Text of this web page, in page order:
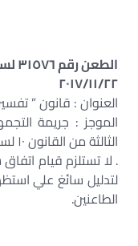
٢٠١٧/١١/٢٢
العنوان : قانون ”
الموجز : جريمة
. لا تستلزم قيام
لتدليل سائغ علي
الطاعنين.